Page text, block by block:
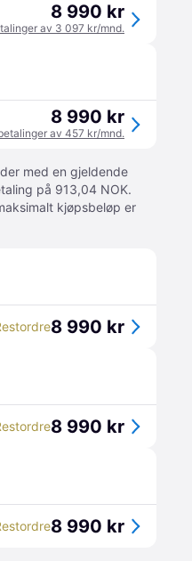
8 990 kr
av 3 097 kr/mnd.
8 990 kr
av 457 kr/mnd.
med en gjeldende
på 913,04 NOK.
kjøpsbeløp er
8 990 kr
8 990 kr
8 990 kr